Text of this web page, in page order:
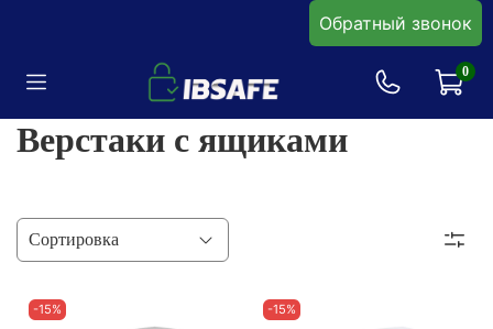
Обратный звонок
0
Верстаки с ящиками
-15% -15%